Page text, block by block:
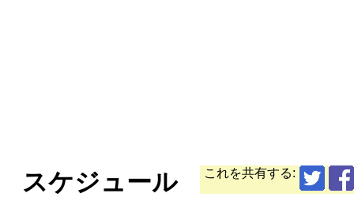
これを共有する:
スケジュール